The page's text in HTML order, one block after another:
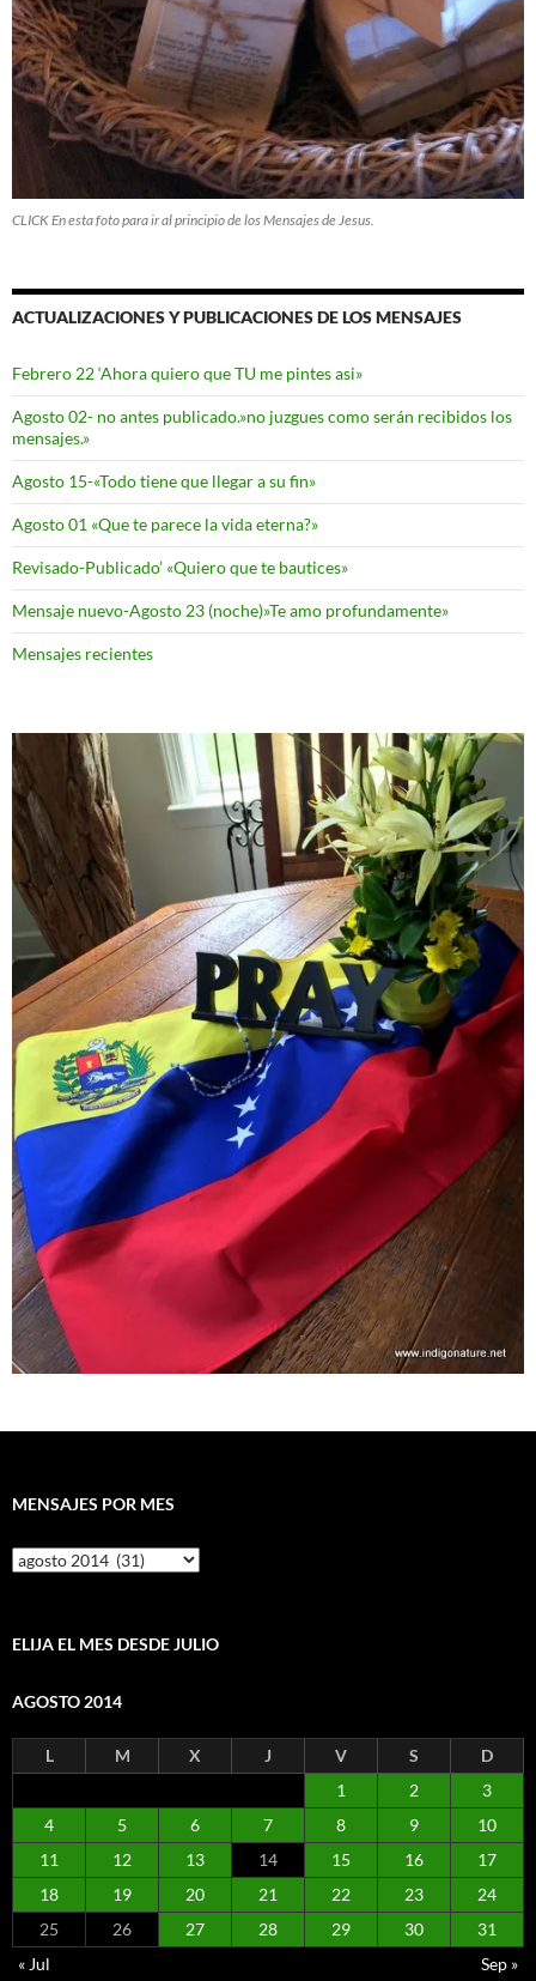
CLICK En esta foto para ir al principio de los Mensajes de Jesus.
ACTUALIZACIONES Y PUBLICACIONES DE LOS MENSAJES
Febrero 22 ‘Ahora quiero que TU me pintes asi»
Agosto 02- no antes publicado.»no juzgues como serán recibidos los
mensajes.»
Agosto 15-«Todo tiene que llegar a su fin»
Agosto 01 «Que te parece la vida eterna?»
Revisado-Publicado’ «Quiero que te bautices»
Mensaje nuevo-Agosto 23 (noche)»Te amo profundamente»
Mensajes recientes
MENSAJES POR MES
Mensajes
por
ELIJA EL MES DESDE JULIO
AGOSTO 2014
L M X J V S
D
1
2
3
4
5 6 7 8 9
10
11
12 13 14 15 16
17
18
19 20 21 22 23
24
25
26 27 28 29 30
31
« Jul
Sep »